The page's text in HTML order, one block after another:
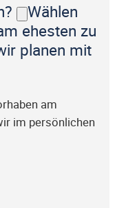
Wählen
ehesten zu
planen mit
am
im persönlichen